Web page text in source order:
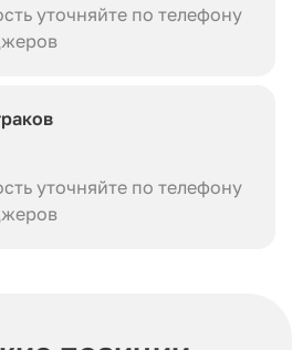
уточняйте по телефону
уточняйте по телефону